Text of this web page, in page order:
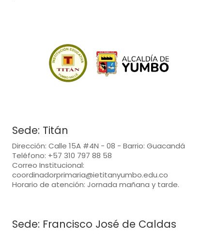
Sede: Titán
Dirección: Calle 15A #4N - 08 - Barrio: Guacandá
Teléfono: +57 310 797 88 58
Correo Institucional:
coordinadorprimaria@ietitanyumbo.edu.co
Horario de atención: Jornada mañana y tarde.
Sede: Francisco José de Caldas